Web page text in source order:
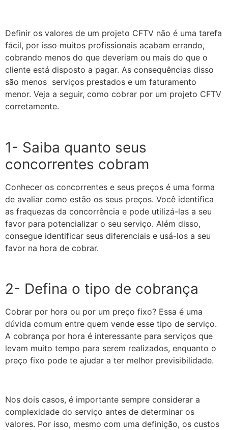
Definir os valores de um projeto CFTV não é uma tarefa
fácil, por isso muitos profissionais acabam errando,
cobrando menos do que deveriam ou mais do que o
cliente está disposto a pagar. As consequências disso
são menos serviços prestados e um faturamento
menor. Veja a seguir, como cobrar por um projeto CFTV
corretamente.
1- Saiba quanto seus
concorrentes cobram
Conhecer os concorrentes e seus preços é uma forma
de avaliar como estão os seus preços. Você identifica
as fraquezas da concorrência e pode utilizá-las a seu
favor para potencializar o seu serviço. Além disso,
consegue identificar seus diferenciais e usá-los a seu
favor na hora de cobrar.
2- Defina o tipo de cobrança
Cobrar por hora ou por um preço fixo? Essa é uma
dúvida comum entre quem vende esse tipo de serviço.
A cobrança por hora é interessante para serviços que
levam muito tempo para serem realizados, enquanto o
preço fixo pode te ajudar a ter melhor previsibilidade.
Nos dois casos, é importante sempre considerar a
complexidade do serviço antes de determinar os
valores. Por isso, mesmo com uma definição, os custos